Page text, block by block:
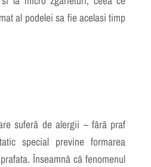
al podelei sa fie acelasi timp
suferă de alergii – fără praf
special previne formarea
Înseamnă că fenomenul